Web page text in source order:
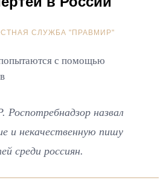
СЛУЖБА "ПРАВМИР"
с помощью
назвал
и некачественную пишу
среди россиян.